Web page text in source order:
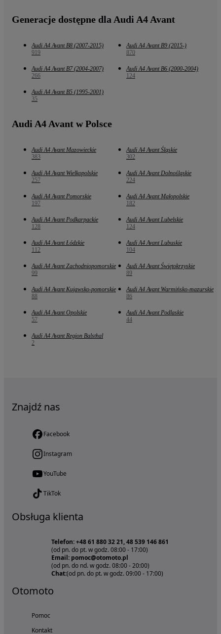
Generacje dostępne dla Audi A4 Avant
Audi A4 Avant B8 (2007-2015)
919
Audi A4 Avant B9 (2015-)
870
Audi A4 Avant B7 (2004-2007)
266
Audi A4 Avant B6 (2000-2004)
124
Audi A4 Avant B5 (1995-2001)
35
Audi A4 Avant w Polsce
Audi A4 Avant Mazowieckie
383
Audi A4 Avant Śląskie
302
Audi A4 Avant Wielkopolskie
257
Audi A4 Avant Dolnośląskie
224
Audi A4 Avant Pomorskie
197
Audi A4 Avant Małopolskie
182
Audi A4 Avant Podkarpackie
128
Audi A4 Avant Lubelskie
124
Audi A4 Avant Łódzkie
112
Audi A4 Avant Lubuskie
104
Audi A4 Avant Zachodniopomorskie
99
Audi A4 Avant Świętokrzyskie
89
Audi A4 Avant Kujawsko-pomorskie
88
Audi A4 Avant Warmińsko-mazurskie
86
Audi A4 Avant Opolskie
57
Audi A4 Avant Podlaskie
44
Audi A4 Avant Region Balsthal
2
Znajdź nas
Facebook
Instagram
YouTube
TikTok
Obsługa klienta
Telefon: +48 61 880 32 21, 48 539 146 861
(od pn. do pt. w godz. 08:00 - 17:00)
Email: pomoc@otomoto.pl
(od pn. do nd. w godz. 08:00 - 20:00)
Chat:(od pn. do pt. w godz. 09:00 - 17:00)
Otomoto
Pomoc
Kontakt